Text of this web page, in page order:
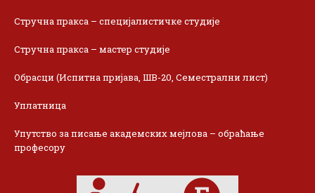
Стручна пракса – специјалистичке студије
Стручна пракса – мастер студије
Обрасци (Испитна пријава, ШВ-20, Семестрални лист)
Уплатница
Упутство за писање академских мејлова – обраћање
професору